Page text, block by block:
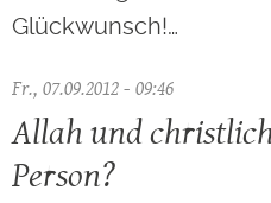
Glückwunsch!…
Fr., 07.09.2012 - 09:46
Allah und
Person?